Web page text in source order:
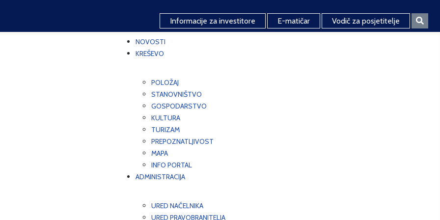
Informacije za investitore E-matičar Vodič za posjetitelje
NOVOSTI
KREŠEVO
POLOŽAJ
STANOVNIŠTVO
GOSPODARSTVO
KULTURA
TURIZAM
PREPOZNATLJIVOST
MAPA
INFO PORTAL
ADMINISTRACIJA
URED NAČELNIKA
URED PRAVOBRANITELJA